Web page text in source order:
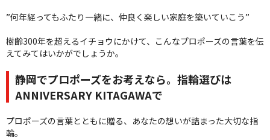
”何年経ってもふたり一緒に、仲良く楽しい家庭を築いていこう”
樹齢300年を超えるイチョウにかけて、こんなプロポーズの言葉を伝
えてみてはいかがでしょうか。
静岡でプロポーズをお考えなら。指輪選びは
ANNIVERSARY KITAGAWAで
プロポーズの言葉とともに贈る、あなたの想いが詰まった大切な指
輪。